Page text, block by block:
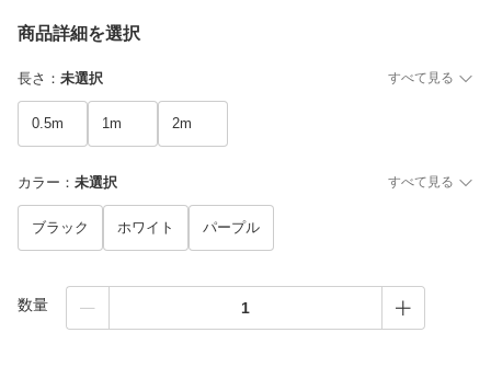
商品詳細を選択
長さ ： 未選択 すべて見る
0.5m 1m 2m
カラー ： 未選択 すべて見る
ブラック ホワイト パープル
数量